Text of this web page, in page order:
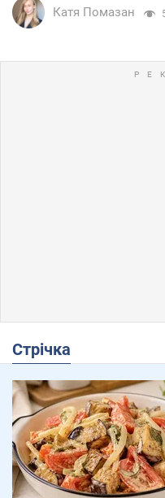
користуються:
Катя Помазан
Стрічка